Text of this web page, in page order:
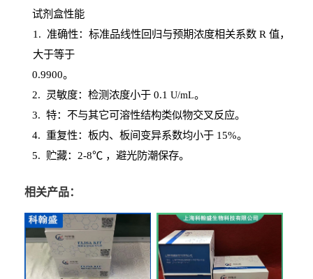
试剂盒性能
1 . 准确性：标准品线性回归与预期浓度相关系数 R 值，
大于等于
0.9900。
2. 灵敏度：检测浓度小于0.1 U/mL。
3. 特：不与其它可溶性结构类似物交叉反应。
4. 重复性：板内、板间变异系数均小于15%。
5. 贮藏：2-8℃ ，避光防潮保存。
相关产品：